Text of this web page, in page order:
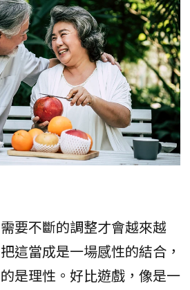
要不斷的調整才會越來越
這當成是一場感性的結合，
是理性。好比遊戲，像是一